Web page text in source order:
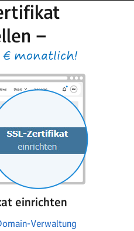
–
monatlich!
einrichten
Verwaltung